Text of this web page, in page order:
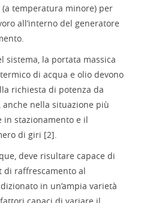
temperatura minore) per
all’interno del generatore
sistema, la portata massica
di acqua e olio devono
richiesta di potenza da
nella situazione più
in stazionamento e il
di giri [2].
deve risultare capace di
di raffrescamento al
in un’ampia varietà